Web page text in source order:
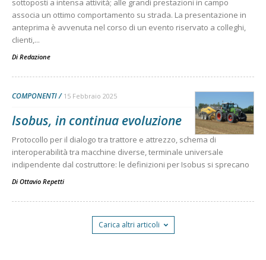
sottoposti a intensa attività; alle grandi prestazioni in campo
associa un ottimo comportamento su strada. La presentazione in
anteprima è avvenuta nel corso di un evento riservato a colleghi,
clienti,...
Di Redazione
COMPONENTI 15 Febbraio 2025
Isobus, in continua evoluzione
Protocollo per il dialogo tra trattore e attrezzo, schema di
interoperabilità tra macchine diverse, terminale universale
indipendente dal costruttore: le definizioni per Isobus si sprecano
Di Ottavio Repetti
Carica altri articoli